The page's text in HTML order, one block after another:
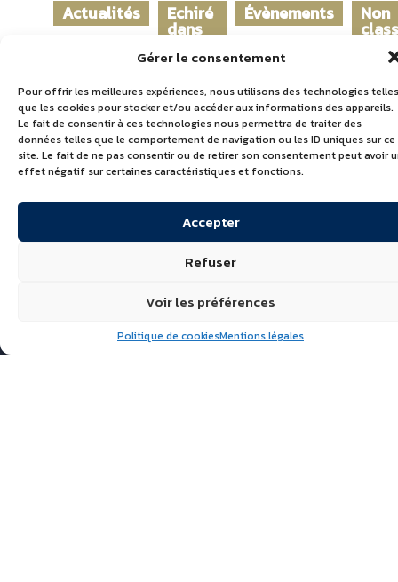
Gérer le consentement
Pour offrir les meilleures expériences, nous utilisons des technologies telles
que les cookies pour stocker et/ou accéder aux informations des appareils.
Le fait de consentir à ces technologies nous permettra de traiter des
données telles que le comportement de navigation ou les ID uniques sur ce
site. Le fait de ne pas consentir ou de retirer son consentement peut avoir
effet négatif sur certaines caractéristiques et fonctions.
Accepter
Refuser
Voir les préférences
Politique de cookiesMentions légales
Actualités Echiré
dans
monde
Évènements Non